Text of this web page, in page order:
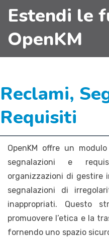
Estendi le
OpenKM
Reclami,
Requisiti
OpenKM offre un
segnalazioni e
organizzazioni di gestire
segnalazioni di
inappropriati. Questo
promuovere l’etica e la
fornendo uno spazio